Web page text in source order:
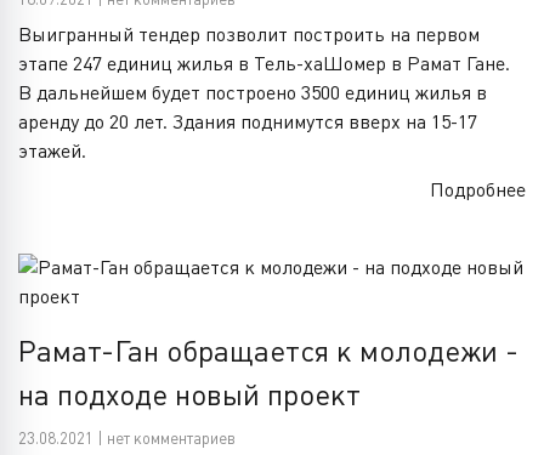
Выигранный тендер позволит построить на первом
этапе 247 единиц жилья в Тель-хаШомер в Рамат Гане.
В дальнейшем будет построено 3500 единиц жилья в
аренду до 20 лет. Здания поднимутся вверх на 15-17
этажей.
Подробнее
Рамат-Ган обращается к молодежи -
на подходе новый проект
23.08.2021 | нет комментариев